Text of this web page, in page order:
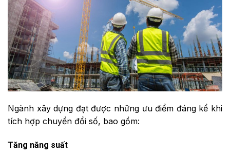
Ngành xây dựng đạt được những ưu điểm đáng kể khi
tích hợp chuyển đổi số, bao gồm:
Tăng năng suất